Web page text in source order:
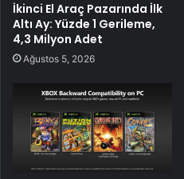
İkinci El Araç Pazarında İlk
Altı Ay: Yüzde 1 Gerileme,
4,3 Milyon Adet
Ağustos 5, 2026